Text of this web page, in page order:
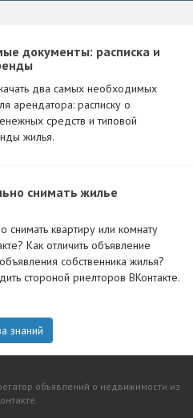
документы: расписка и
два самых необходимых
арендатора: расписку о
средств и типовой
жилья.
снимать жилье
снимать квартиру или комнату
Как отличить объявление
собственника жилья?
стороной риелторов ВКонтакте.
знаний
объявлений о недвижимости из